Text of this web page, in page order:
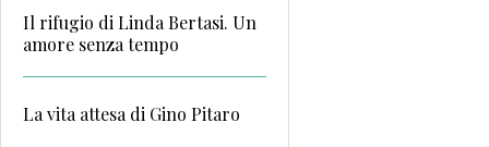
Il rifugio di Linda Bertasi. Un
amore senza tempo
La vita attesa di Gino Pitaro